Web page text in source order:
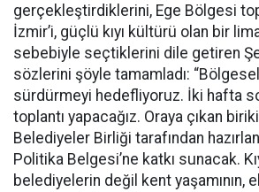
gerçekleştirdiklerini, Ege Bölgesi
İzmir’i, güçlü kıyı kültürü olan bir
sebebiyle seçtiklerini dile getiren
sözlerini şöyle tamamladı: “Bölgesel
sürdürmeyi hedefliyoruz. İki hafta
toplantı yapacağız. Oraya çıkan
Belediyeler Birliği tarafından
Politika Belgesi’ne katkı sunacak.
belediyelerin değil kent yaşamının,